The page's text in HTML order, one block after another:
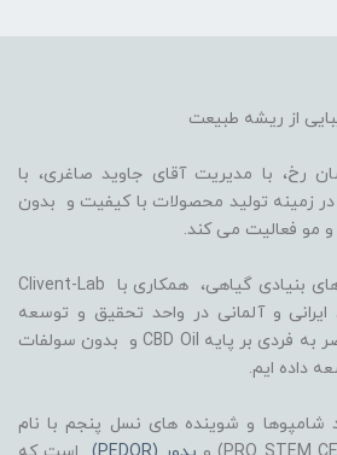
از ریشه طبیعت
رخ، با مدیریت آقای جاوید صاغری، با
زمینه تولید محصولات با کیفیت و بدون
مو فعالیت می کند.
ما با بهره گیری از سلول های بنیادی گیاهی، همکاری با Clivent-Lab
و آلمانی در واحد تحقیق و توسعه
(R&D)، فرمولاسیون منحصر به فردی بر پایه CBD Oil و بدون سولفات
داده ایم.
شامپوها و شوینده های نسل پنجم با نام